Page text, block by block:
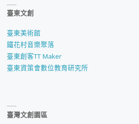
臺東文創
臺東美術館
鐵花村音樂聚落
臺東創客TT Maker
臺東資策會數位教育研究所
臺灣文創園區